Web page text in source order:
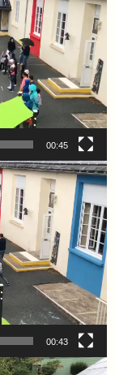
00:45
00:43